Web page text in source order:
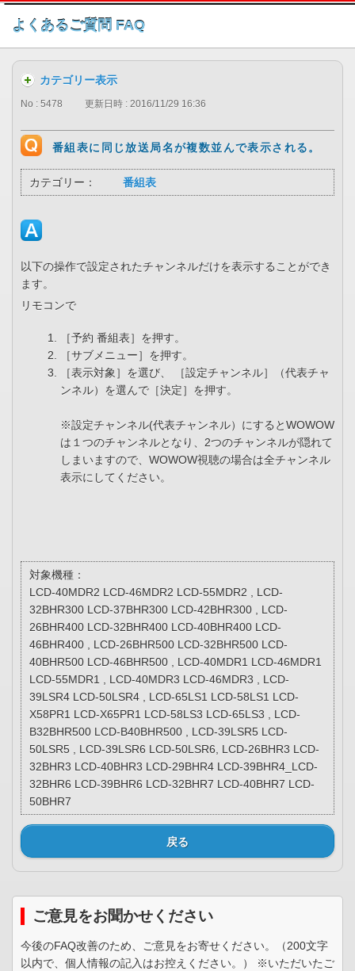
このページの本文へ
よくあるご質問 FAQ
カテゴリー表示
No : 5478 更新日時 : 2016/11/29 16:36
番組表に同じ放送局名が複数並んで表示される。
カテゴリー： 番組表
以下の操作で設定されたチャンネルだけを表示することができ
ます。
リモコンで
［予約 番組表］を押す。
［サブメニュー］を押す。
［表示対象］を選び、 ［設定チャンネル］（代表チャ
ンネル）を選んで［決定］を押す。
※設定チャンネル(代表チャンネル）にするとWOWOW
は１つのチャンネルとなり、2つのチャンネルが隠れて
しまいますので、WOWOW視聴の場合は全チャンネル
表示にしてください。
対象機種：
LCD-40MDR2 LCD-46MDR2 LCD-55MDR2 , LCD-
32BHR300 LCD-37BHR300 LCD-42BHR300 , LCD-
26BHR400 LCD-32BHR400 LCD-40BHR400 LCD-
46BHR400 , LCD-26BHR500 LCD-32BHR500 LCD-
40BHR500 LCD-46BHR500 , LCD-40MDR1 LCD-46MDR1
LCD-55MDR1 , LCD-40MDR3 LCD-46MDR3 , LCD-
39LSR4 LCD-50LSR4 , LCD-65LS1 LCD-58LS1 LCD-
X58PR1 LCD-X65PR1 LCD-58LS3 LCD-65LS3 , LCD-
B32BHR500 LCD-B40BHR500 , LCD-39LSR5 LCD-
50LSR5 , LCD-39LSR6 LCD-50LSR6, LCD-26BHR3 LCD-
32BHR3 LCD-40BHR3 LCD-29BHR4 LCD-39BHR4_LCD-
32BHR6 LCD-39BHR6 LCD-32BHR7 LCD-40BHR7 LCD-
50BHR7
戻る
ご意見をお聞かせください
今後のFAQ改善のため、ご意見をお寄せください。（200文字
以内で、個人情報の記入はお控えください。） ※いただいたご